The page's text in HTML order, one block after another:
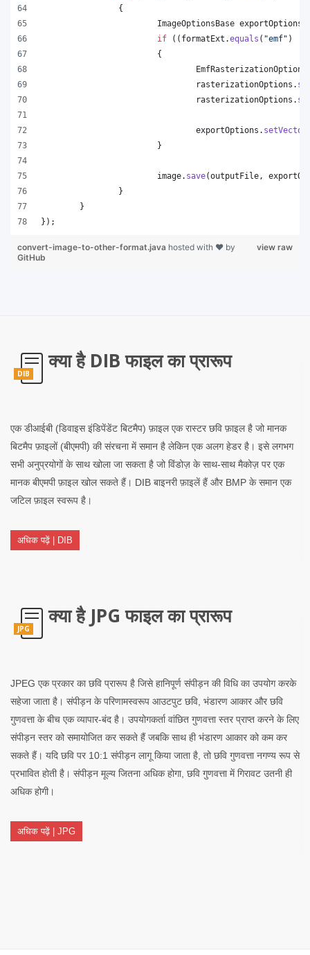
		{
ImageOptionsBase exportOptions
if (( formatExt .equals ( "emf" )
			{
EmfRasterizationOptions
rasterizationOptions .
rasterizationOptions .
exportOptions .
			}
image. save(outputFile ,
		}
	}
});
view raw
convert-image-to-other-format.java hosted with ❤ by
GitHub
DIB
क्या है DIB फाइल का प्रारूप
एक डीआईबी (डिवाइस इंडिपेंडेंट बिटमैप) फ़ाइल एक रास्टर छवि फ़ाइल है जो मानक
बिटमैप फ़ाइलों (बीएमपी) की संरचना में समान है लेकिन एक अलग हेडर है। इसे लगभग
सभी अनुप्रयोगों के साथ खोला जा सकता है जो विंडोज़ के साथ-साथ मैकोज़ पर एक
मानक बीएमपी फ़ाइल खोल सकते हैं। DIB बाइनरी फ़ाइलें हैं और BMP के समान एक
जटिल फ़ाइल स्वरूप है।
अधिक पढ़ें | DIB
JPG
क्या है JPG फाइल का प्रारूप
JPEG एक प्रकार का छवि प्रारूप है जिसे हानिपूर्ण संपीड़न की विधि का उपयोग करके
सहेजा जाता है। संपीड़न के परिणामस्वरूप आउटपुट छवि, भंडारण आकार और छवि
गुणवत्ता के बीच एक व्यापार-बंद है। उपयोगकर्ता वांछित गुणवत्ता स्तर प्राप्त करने के लिए
संपीड़न स्तर को समायोजित कर सकते हैं जबकि साथ ही भंडारण आकार को कम कर
सकते हैं। यदि छवि पर 10:1 संपीड़न लागू किया जाता है, तो छवि गुणवत्ता नगण्य रूप से
प्रभावित होती है। संपीड़न मूल्य जितना अधिक होगा, छवि गुणवत्ता में गिरावट उतनी ही
अधिक होगी।
अधिक पढ़ें | JPG